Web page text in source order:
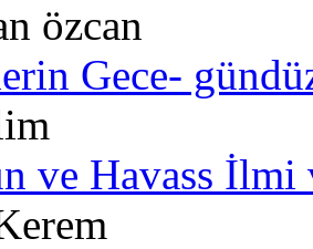
özcan
Gece-
ve Havass İlmi